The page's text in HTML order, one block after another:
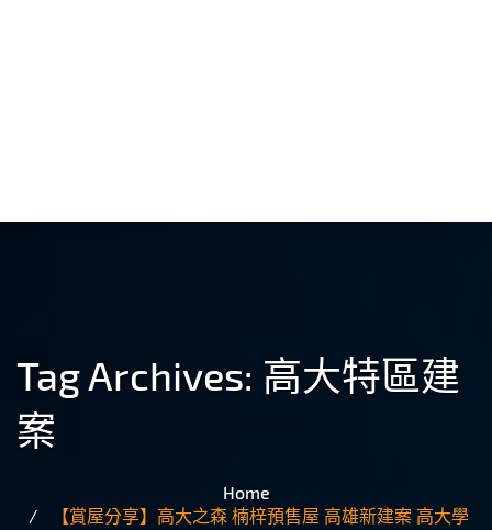
Tag Archives: 高大特區建
案
Home
【賞屋分享】高大之森 楠梓預售屋 高雄新建案 高大學